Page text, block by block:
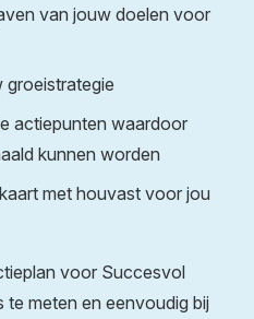
van jouw doelen voor
groeistrategie
actiepunten waardoor
kunnen worden
met houvast voor jou
voor Succesvol
te meten en eenvoudig bij